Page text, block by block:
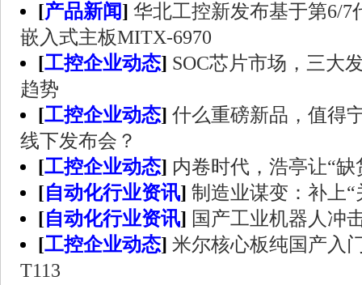
[产品新闻] 华北工控新发布基于第6/7
嵌入式主板MITX-6970
[工控企业动态] SOC芯片市场，三大
趋势
[工控企业动态] 什么重磅新品，值得
线下发布会？
[工控企业动态] 内卷时代，浩亭让“缺
[自动化行业资讯] 制造业谋变：补上
[自动化行业资讯] 国产工业机器人冲
[工控企业动态] 米尔核心板纯国产入
T113